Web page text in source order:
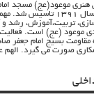
هنری موعود(عج) مسجد
مجتبی(ع) در سال 1391
تربیت،آموزش، رشد و
موعود (عج) است.
مقاومت بسیج امام جعفر
صورت می گیرد. الهم